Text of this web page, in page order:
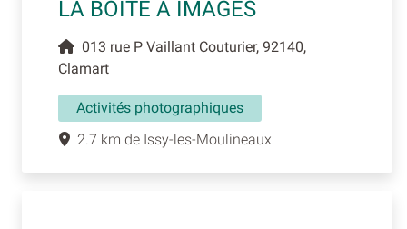
LA BOITE A IMAGES
013 rue P Vaillant Couturier, 92140,
Clamart
Activités photographiques
2.7 km de Issy-les-Moulineaux